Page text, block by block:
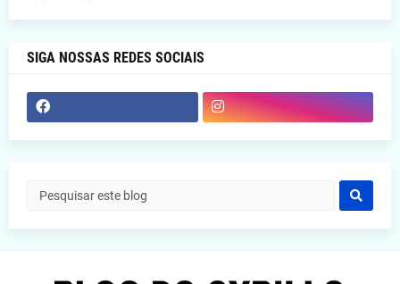
SIGA NOSSAS REDES SOCIAIS